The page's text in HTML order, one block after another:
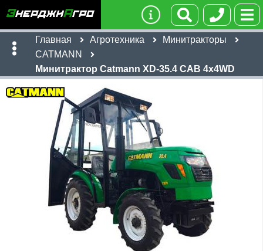
Главная Агротехника
Минитракторы
CATMANN
Минитрактор Catmann XD-35.4 CAB 4x4WD
627,546
Имя:
:
:
Я даю согласие наобработку персональных данных
Отправить